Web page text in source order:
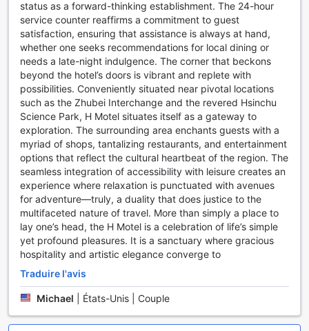
status as a forward-thinking establishment. The 24-hour
service counter reaffirms a commitment to guest
satisfaction, ensuring that assistance is always at hand,
whether one seeks recommendations for local dining or
needs a late-night indulgence. The corner that beckons
beyond the hotel’s doors is vibrant and replete with
possibilities. Conveniently situated near pivotal locations
such as the Zhubei Interchange and the revered Hsinchu
Science Park, H Motel situates itself as a gateway to
exploration. The surrounding area enchants guests with a
myriad of shops, tantalizing restaurants, and entertainment
options that reflect the cultural heartbeat of the region. The
seamless integration of accessibility with leisure creates an
experience where relaxation is punctuated with avenues
for adventure—truly, a duality that does justice to the
multifaceted nature of travel. More than simply a place to
lay one’s head, the H Motel is a celebration of life’s simple
yet profound pleasures. It is a sanctuary where gracious
hospitality and artistic elegance converge to
Traduire l'avis
Michael États-Unis | Couple